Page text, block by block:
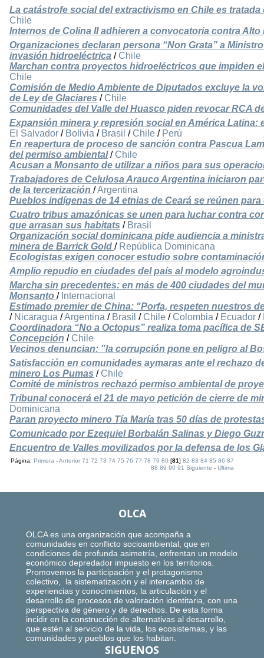
La catástrofe social del extractivismo en Chile es
Chile
Internos de Colina II adhieren a convocatoria contra Alto
Organizaciones declaran persona “Non Grata” a
invasión hidroeléctrica / Chile
Marchan contra proyectos hidroeléctricos que impiden
Chile
Comisión de Medio Ambiente de Diputados excluye la
de Ley de Glaciares / Chile
Comunidades del Valle del Huasco piden revocar RCA
Expansión minera y represión social en América Latina:
El Salvador / Bolivia / Brasil / Chile / Perú
En reapertura de proceso de sanción contra Pascua
del permiso ambiental/ Chile
Acusan a Monsanto de utilizar a niños para sus
Trabajadores de Celulosa Arauco Argentina iniciaron
de la tercerización /Argentina
Pueblos indígenas de 14 etnias de Ceará se reúnen
Cuatro tribus amazónicas se unen para luchar contra
que arrasan sus habitats / Brasil
Organización social dominicana pide audiencia a
minera de Barrick Gold / República Dominicana
Ecologistas exigen conocer estudio sobre
Amplio repudio en ciudades del país al modelo
Marcha sin precedentes: en más de 400 ciudades del
Monsanto / Internacional
Estimado premier de China: "Porfa, respeten nuestros
/ Nicaragua /Argentina / Brasil / Chile / Colombia / Ecuador /
Coordinadora “No a Octopus” realiza toma pacífica de
Concepción / Chile
Vecinos denuncian: "la corrupción pone en peligro al
Satisfacción en comunidades aymaras ante el rechazo
minero Los Pumas / Chile
Comité de ministros rechazó permiso ambiental de
Tribunal conocerá el 21 de mayo petición de cierre de
Dominicana
Paran proyecto minero Tía María tras 50 días de
Comunicado por Ezequiel Borbalán Salinas y Diego
Encuentro de Valles movilizados por la defensa de los
Página:Primera -Anterior 71 72 73 74 75 76 77 78 79 80 [81]82 83 84 85 86 87
88 89 90 91 Siguiente -Ultima
OLCA
OLCA es una organización que acompaña a
comunidades en conflicto socioambiental, que en
condiciones de profunda asimetría, enfrentan un modelo
económico depredador impuesto en los territorios.
Promovemos la participación y el protagonismo
colectivo, la sistematización y el intercambio de
experiencias y conocimientos, la articulación y el
desarrollo de procesos de valoración identitaria, con una
perspectiva de género y de derechos. De esta forma
incidir en la construcción de alternativas al desarrollo,
que estén al servicio de la vida, los ecosistemas, y las
comunidades y pueblos que los habitan.
SIGUENOS